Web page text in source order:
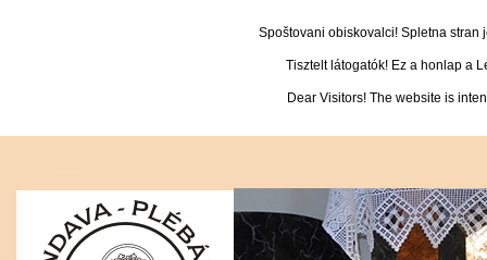
Spoštovani obiskovalci! Spletna
Tisztelt látogatók! Ez a honlap a
Dear Visitors! The website is